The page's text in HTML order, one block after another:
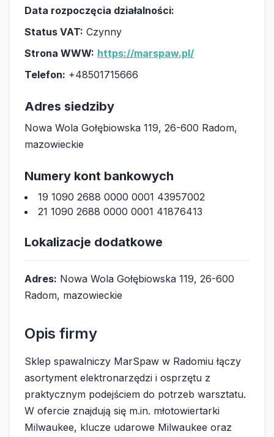
Data rozpoczęcia działalności:
Status VAT: Czynny
Strona WWW: https://marspaw.pl/
Telefon: +48501715666
Adres siedziby
Nowa Wola Gołębiowska 119, 26-600 Radom,
mazowieckie
Numery kont bankowych
19 1090 2688 0000 0001 43957002
21 1090 2688 0000 0001 41876413
Lokalizacje dodatkowe
Adres: Nowa Wola Gołębiowska 119, 26-600
Radom, mazowieckie
Opis firmy
Sklep spawalniczy MarSpaw w Radomiu łączy
asortyment elektronarzędzi i osprzętu z
praktycznym podejściem do potrzeb warsztatu.
W ofercie znajdują się m.in. młotowiertarki
Milwaukee, klucze udarowe Milwaukee oraz